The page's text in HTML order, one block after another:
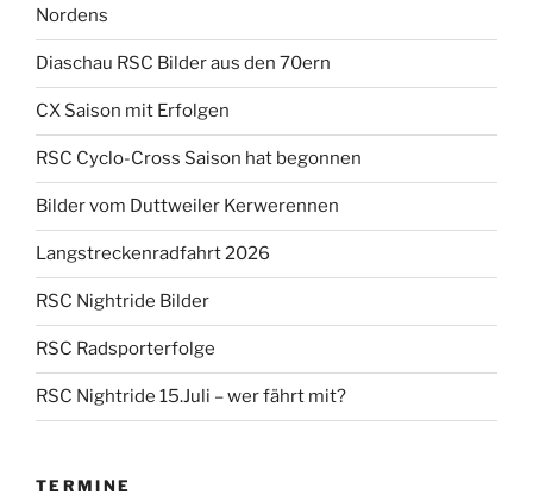
Nordens
Diaschau RSC Bilder aus den 70ern
CX Saison mit Erfolgen
RSC Cyclo-Cross Saison hat begonnen
Bilder vom Duttweiler Kerwerennen
Langstreckenradfahrt 2026
RSC Nightride Bilder
RSC Radsporterfolge
RSC Nightride 15.Juli – wer fährt mit?
TERMINE